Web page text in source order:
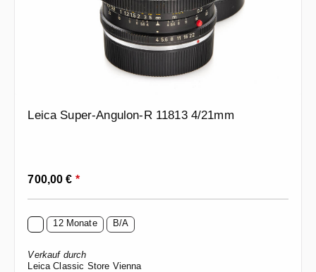
Leica Super-Angulon-R 11813 4/21mm
Regulärer Preis:
700,00 € *
12 Monate B/A
Verkauf durch
Leica Classic Store Vienna